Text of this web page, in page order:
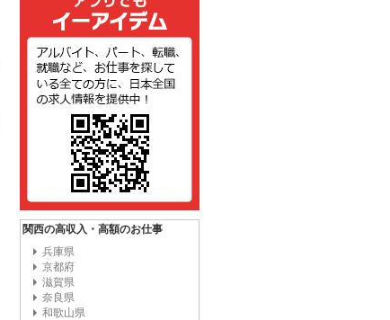
関西の高収入・高額のお仕事
兵庫県
京都府
滋賀県
奈良県
和歌山県